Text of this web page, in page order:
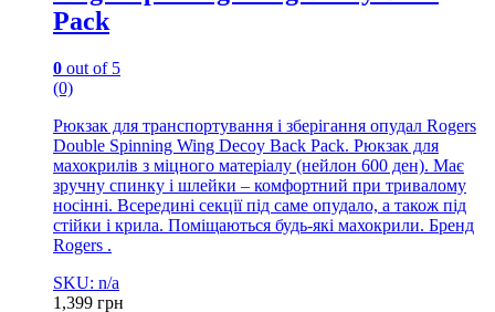
Pack
0 out of 5
(0)
Рюкзак для транспортування і зберігання опудал Rogers
Double Spinning Wing Decoy Back Pack. Рюкзак для
махокрилів з міцного матеріалу (нейлон 600 ден). Має
зручну спинку і шлейки – комфортний при тривалому
носінні. Всередині секції під саме опудало, а також під
стійки і крила. Поміщаються будь-які махокрили. Бренд
Rogers .
SKU: n/a
1,399 грн